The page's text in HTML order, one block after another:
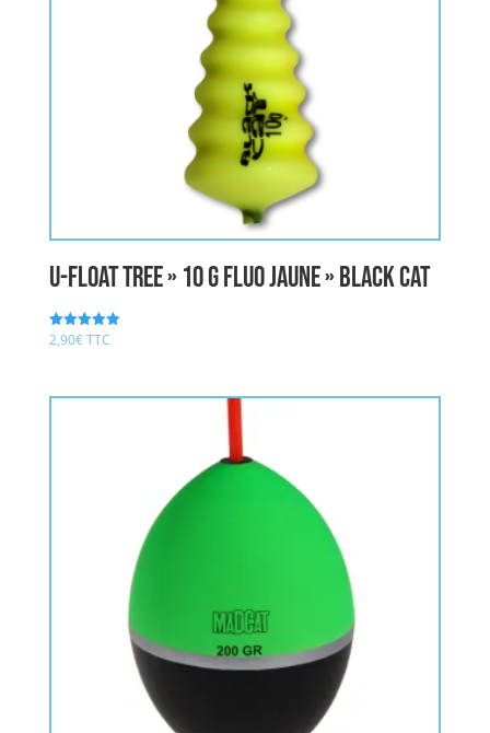
U-Float Tree » 10 g fluo jaune » BLACK CAT
Note
2,90€TTC